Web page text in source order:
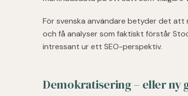
För svenska användare betyder det att
och få analyser som faktiskt förstår
intressant ur ett SEO-perspektiv.
Demokratisering – eller ny